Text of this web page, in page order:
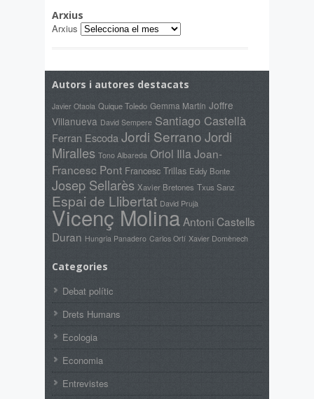
Arxius
Arxius
Autors i autores destacats
Javier Otaola Quique Toledo Gemma Martín Joffre
Villanueva David Sempere Santiago Castellà
Ferran EscodaJordi SerranoJordi
Miralles Tono Albareda Oriol IllaJoan-
Francesc Pont Francesc Trillas Eddy Bonte
Josep Sellarès Xavier Bretones Txus Sanz
Espai de Llibertat David Prujà
Vicenç Molina Antoni Castells
Duran Hungria Panadero Carlos Ortí Xavier Domènech
Categories
Debat polític
Drets Humans
Ecologia
Economia
Entrevistes